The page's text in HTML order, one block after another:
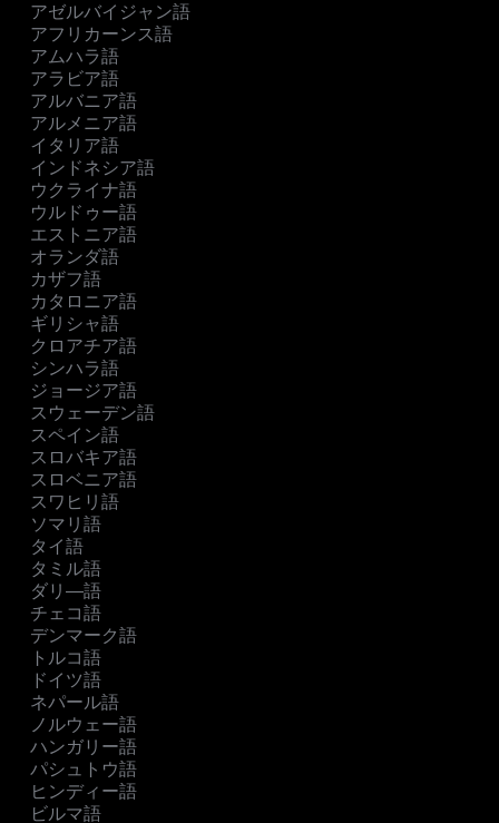
アゼルバイジャン語
アフリカーンス語
アムハラ語
アラビア語
アルバニア語
アルメニア語
イタリア語
インドネシア語
ウクライナ語
ウルドゥー語
エストニア語
オランダ語
カザフ語
カタロニア語
ギリシャ語
クロアチア語
シンハラ語
ジョージア語
スウェーデン語
スペイン語
スロバキア語
スロベニア語
スワヒリ語
ソマリ語
タイ語
タミル語
ダリ―語
チェコ語
デンマーク語
トルコ語
ドイツ語
ネパール語
ノルウェー語
ハンガリー語
パシュトウ語
ヒンディー語
ビルマ語